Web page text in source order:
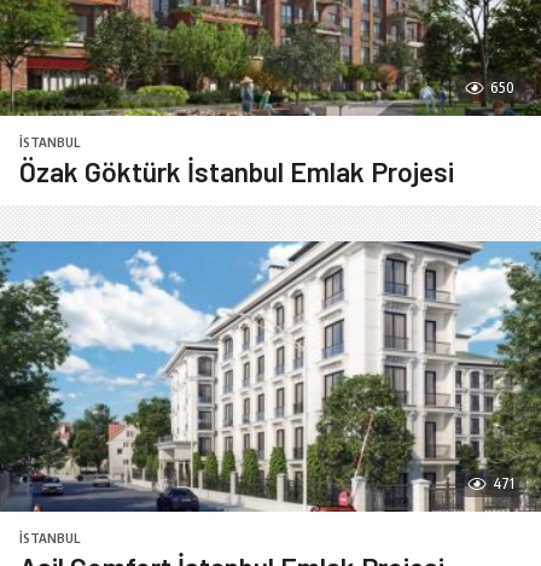
650
İSTANBUL
Özak Göktürk İstanbul Emlak Projesi
471
İSTANBUL